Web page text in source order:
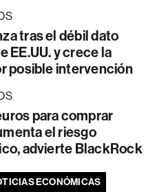
tras el débil dato
EE.UU. y crece la
posible intervención
para comprar
el riesgo
advierte BlackRock
ECONÓMICAS